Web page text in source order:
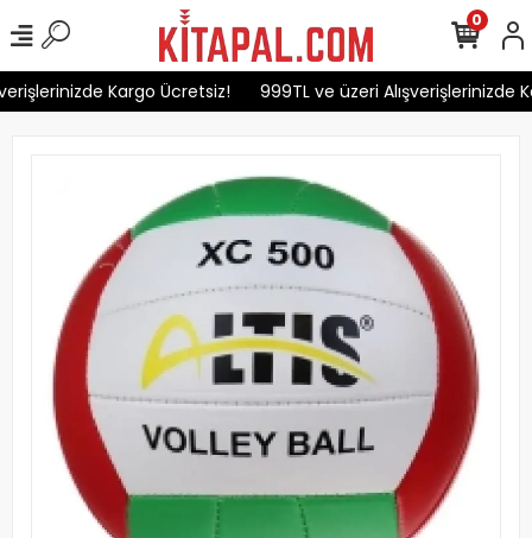
Kargo Ücretsiz! 999TL ve üzeri Alışverişlerinizde
0